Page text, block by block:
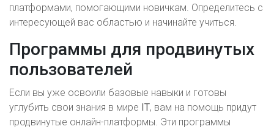
платформами, помогающими новичкам. Определитесь с
интересующей вас областью и начинайте учиться.
Программы для продвинутых
пользователей
Если вы уже освоили базовые навыки и готовы
углубить свои знания в мире IT, вам на помощь придут
продвинутые онлайн-платформы. Эти программы